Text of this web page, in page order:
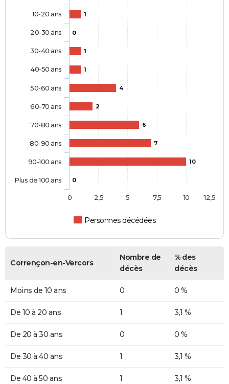
1
0
1
1
4
2
6
7
10
0
Personnes décédées
10-20 ans
20-30 ans
30-40 ans
40-50 ans
50-60 ans
60-70 ans
70-80 ans
80-90 ans
90-100 ans
Plus de 100 ans
0 10
2,5 5 7,5 12,5
Corrençon-en-Vercors
Nombre de
décès
% des
décès
Moins de 10 ans 0 0 %
De 10 à 20 ans 1 3,1 %
De 20 à 30 ans 0 0 %
De 30 à 40 ans 1 3,1 %
De 40 à 50 ans 1 3,1 %